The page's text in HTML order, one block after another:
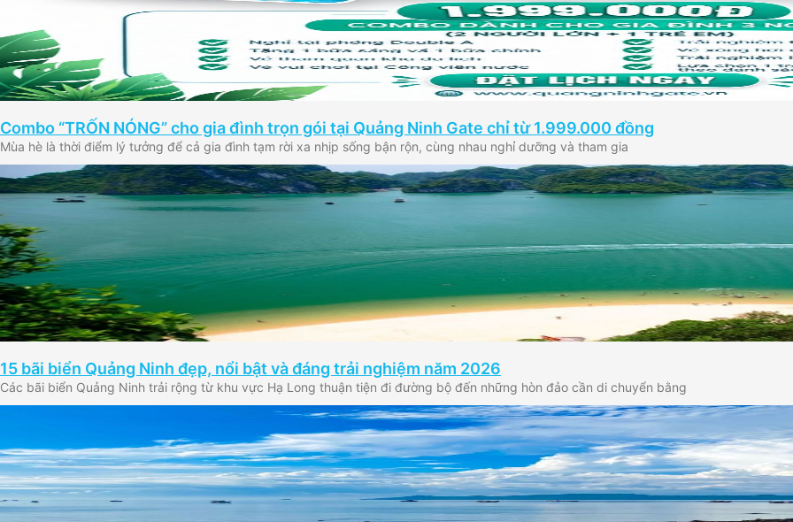
Combo “TRỐN NÓNG” cho gia đình trọn gói tại Quảng Ninh Gate chỉ từ 1.999.000 đồng
Mùa hè là thời điểm lý tưởng để cả gia đình tạm rời xa nhịp sống bận rộn, cùng nhau nghỉ dưỡng và tham gia
15 bãi biển Quảng Ninh đẹp, nổi bật và đáng trải nghiệm năm 2026
Các bãi biển Quảng Ninh trải rộng từ khu vực Hạ Long thuận tiện đi đường bộ đến những hòn đảo cần di chuyển bằng